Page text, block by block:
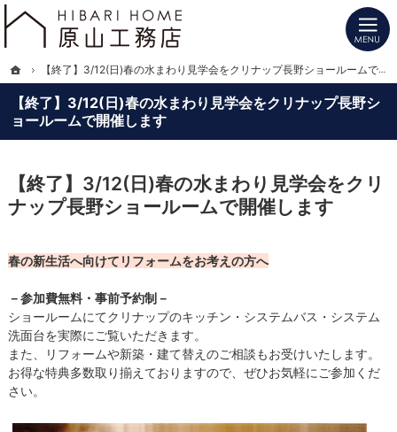
【終了】3/12(日)春の水まわり見学会をクリナップ長野シ
ョールームで開催します
プロの目線からご提案。長野県北信の注文住宅・新築戸建てを手がける工務店なら
長野県北信の新築・注文住宅・新築戸建てを手がけるHIBARI HOME原山工務店
【終了】3/12(日)春の水まわり見学会をクリ
ナップ長野ショールームで開催します
春の新生活へ向けてリフォームをお考えの方へ
－参加費無料・事前予約制－
ショールームにてクリナップのキッチン・システムバス・システム
洗面台を実際にご覧いただきます。
また、リフォームや新築・建て替えのご相談もお受けいたします。
お得な特典多数取り揃えておりますので、ぜひお気軽にご参加くだ
さい。
ホーム【終了】3/12(日)春の水まわり見学会をクリナップ長野ショールームで開催します